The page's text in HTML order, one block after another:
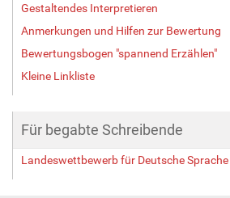
Gestaltendes Interpretieren
Anmerkungen und Hilfen zur Bewertung
Bewertungsbogen "spannend Erzählen"
Kleine Linkliste
Für begabte Schreibende
Landeswettbewerb für Deutsche